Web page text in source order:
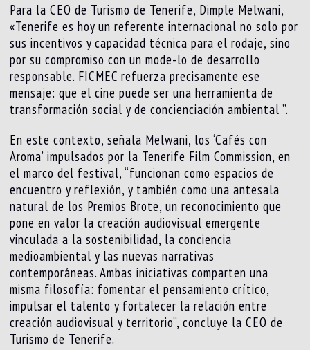
Para la CEO de Turismo de Tenerife, Dimple Melwani,
«Tenerife es hoy un referente internacional no solo por
sus incentivos y capacidad técnica para el rodaje, sino
por su compromiso con un mode-lo de desarrollo
responsable. FICMEC refuerza precisamente ese
mensaje: que el cine puede ser una herramienta de
transformación social y de concienciación ambiental ”.
En este contexto, señala Melwani, los ‘Cafés con
Aroma’ impulsados por la Tenerife Film Commission, en
el marco del festival, “funcionan como espacios de
encuentro y reflexión, y también como una antesala
natural de los Premios Brote, un reconocimiento que
pone en valor la creación audiovisual emergente
vinculada a la sostenibilidad, la conciencia
medioambiental y las nuevas narrativas
contemporáneas. Ambas iniciativas comparten una
misma filosofía: fomentar el pensamiento crítico,
impulsar el talento y fortalecer la relación entre
creación audiovisual y territorio”, concluye la CEO de
Turismo de Tenerife.